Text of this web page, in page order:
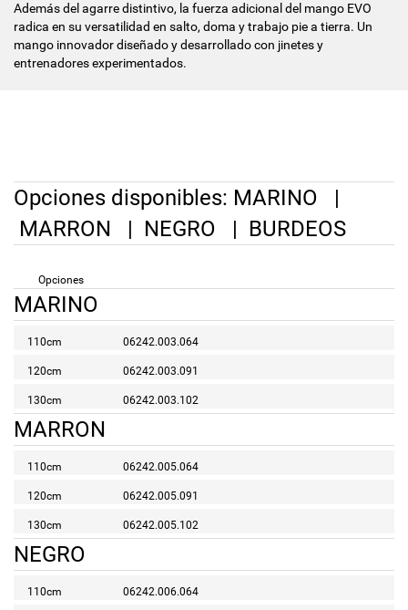
Además del agarre distintivo, la fuerza adicional del mango EVO
radica en su versatilidad en salto, doma y trabajo pie a tierra. Un
mango innovador diseñado y desarrollado con jinetes y
entrenadores experimentados.
Opciones disponibles: MARINO |
MARRON | NEGRO | BURDEOS
Opciones
MARINO
110cm 06242.003.064
120cm 06242.003.091
130cm 06242.003.102
MARRON
110cm 06242.005.064
120cm 06242.005.091
130cm 06242.005.102
NEGRO
110cm 06242.006.064